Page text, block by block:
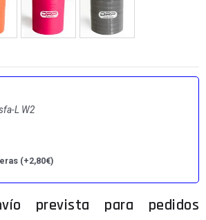
L W2
(+2,80€)